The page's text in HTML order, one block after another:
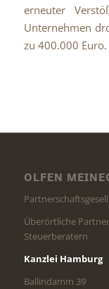
erneuter
Unternehmen
zu 400.000 Euro.
OLFEN
Überörtliche
Steuerberatern
Kanzlei Hamburg
Ballindamm 39